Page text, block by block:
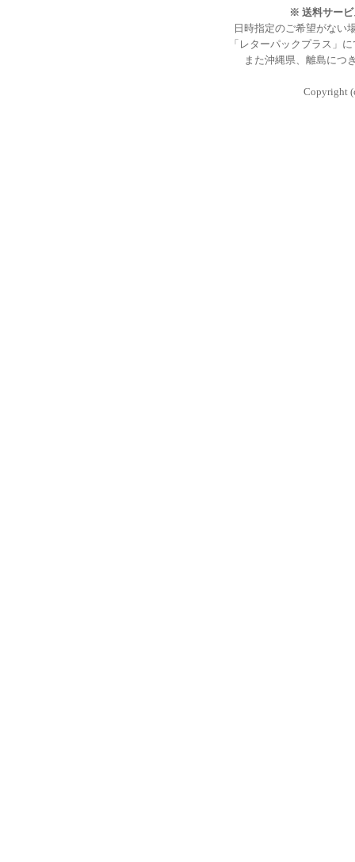
※ 送料サービ
日時指定のご希望がない
「レターパックプラス」
また沖縄県、離島につ
Copyright